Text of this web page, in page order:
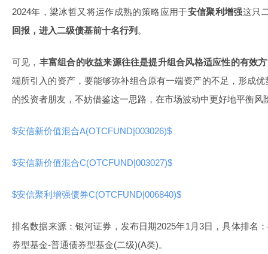
2024年，梁冰哲又将运作成熟的策略应用于安信聚利增强这只
回报，进入二级债基前十名行列 。
可见， 丰富组合的收益来源往往是提升组合风格适应性的有效
端所引入的资产，要能够弥补组合原有一端资产的不足，形成
的投资者朋友，不妨借鉴这一思路，在市场波动中更好地平衡风
$安信新价值混合A(OTCFUND|003026)$
$安信新价值混合C(OTCFUND|003027)$
$安信聚利增强债券C(OTCFUND|006840)$
排名数据来源：银河证券，发布日期2025年1月3日，具体排名
券型基金-普通债券型基金(二级)(A类)。